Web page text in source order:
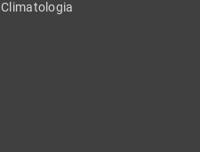
Climatologia